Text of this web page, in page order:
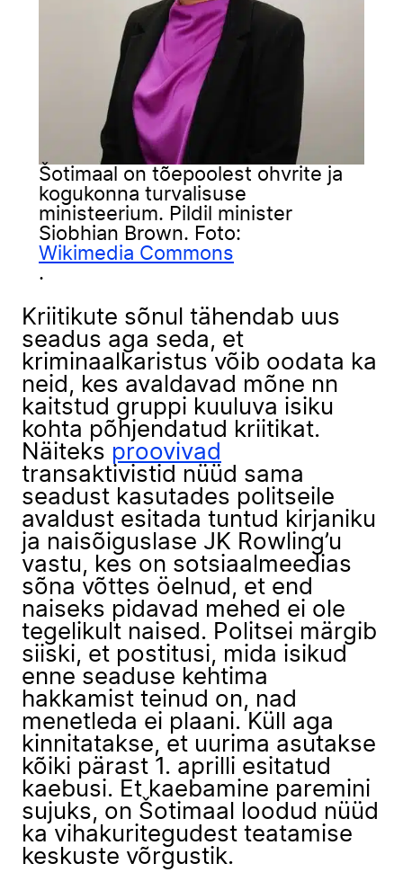
Šotimaal on tõepoolest ohvrite ja
kogukonna turvalisuse
ministeerium. Pildil minister
Siobhian Brown. Foto:
Wikimedia Commons
.
Kriitikute sõnul tähendab uus
seadus aga seda, et
kriminaalkaristus võib oodata ka
neid, kes avaldavad mõne nn
kaitstud gruppi kuuluva isiku
kohta põhjendatud kriitikat.
Näiteks proovivad
transaktivistid nüüd sama
seadust kasutades politseile
avaldust esitada tuntud kirjaniku
ja naisõiguslase JK Rowling’u
vastu, kes on sotsiaalmeedias
sõna võttes öelnud, et end
naiseks pidavad mehed ei ole
tegelikult naised. Politsei märgib
siiski, et postitusi, mida isikud
enne seaduse kehtima
hakkamist teinud on, nad
menetleda ei plaani. Küll aga
kinnitatakse, et uurima asutakse
kõiki pärast 1. aprilli esitatud
kaebusi. Et kaebamine paremini
sujuks, on Šotimaal loodud nüüd
ka vihakuritegudest teatamise
keskuste võrgustik.